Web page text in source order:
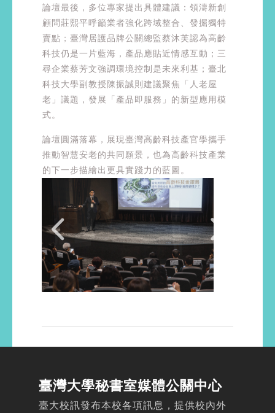
論壇最後，多位專家提出具體建議：領濤新創
顧問莊熙平呼籲業者強化跨域整合、發掘獨特
賣點；臺灣居護品牌公關總監蔡沐芙認為高齡
科技仍是一片藍海，產品應貼近情感互動；三
尋企業蔡芳文強調環境控制是未來利基；臺北
科技大學副教授陳振誠則建議聚焦「人老屋
老」議題，發展「產品即服務」的新型應用模
式。
論壇圓滿落幕，展現臺灣高齡科技產官學攜手
推動智慧安老的共同願景，也為高齡科技產業
的下一步描繪出更具實踐力的藍圖。
臺灣大學秘書室媒體公關中心
臺大校訊發布本校各項訊息，提供校內外